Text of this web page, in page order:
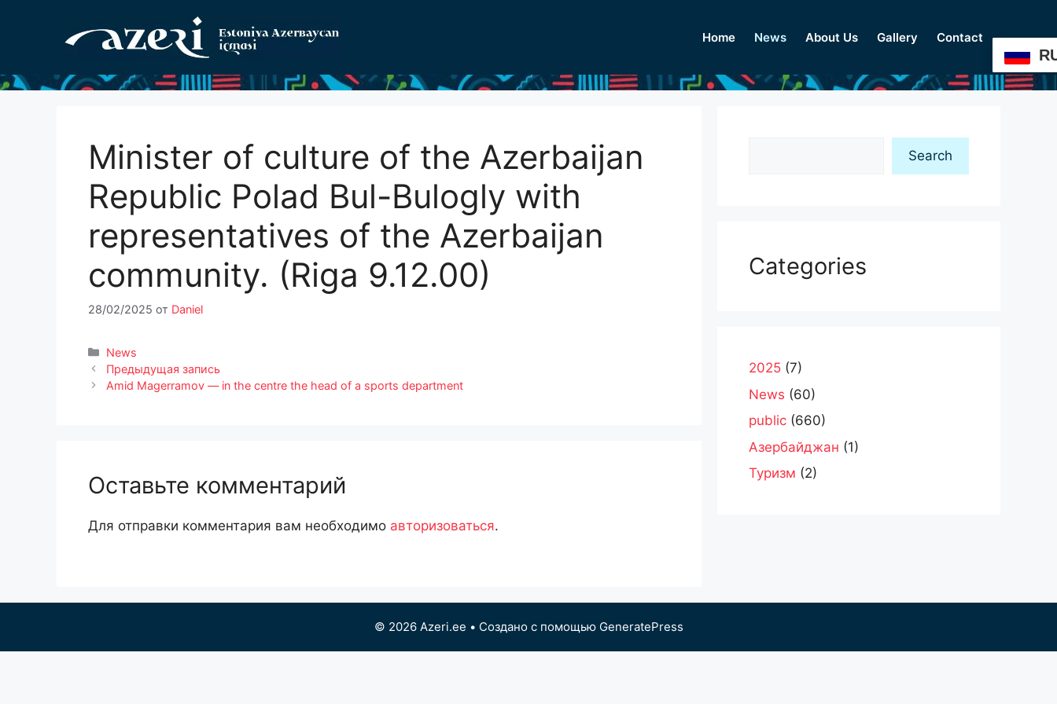
содержимому
Home News About Us Gallery Contact
Minister of culture of the Azerbaijan
Republic Polad Bul-Bulogly with
representatives of the Azerbaijan
community. (Riga 9.12.00)
28/02/2025 от Daniel
Рубрики
News
Предыдущая запись
Amid Magerramov — in the centre the head of a sports department
Оставьте комментарий
Для отправки комментария вам необходимо авторизоваться.
Search
Categories
2025 (7)
News (60)
public (660)
Азербайджан (1)
Туризм (2)
© 2026 Azeri.ee • Создано с помощью GeneratePress